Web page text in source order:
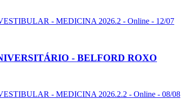
- MEDICINA 2026.2 - Online - 12/07
- BELFORD ROXO
- MEDICINA 2026.2.2 - Online - 08/08